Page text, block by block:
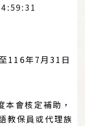
116年7月31日
會核定補助，
教保員或代理族